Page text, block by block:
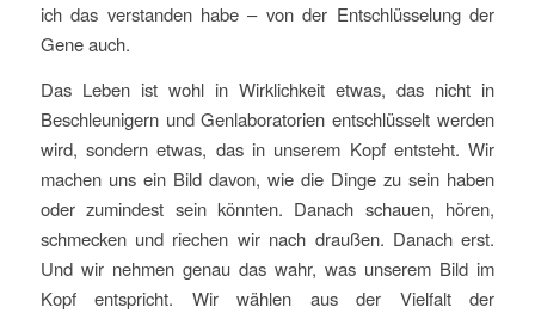
ich das verstanden habe – von der Entschlüsselung der
Gene auch.
Das Leben ist wohl in Wirklichkeit etwas, das nicht in
Beschleunigern und Genlaboratorien entschlüsselt werden
wird, sondern etwas, das in unserem Kopf entsteht. Wir
machen uns ein Bild davon, wie die Dinge zu sein haben
oder zumindest sein könnten. Danach schauen, hören,
schmecken und riechen wir nach draußen. Danach erst.
Und wir nehmen genau das wahr, was unserem Bild im
Kopf entspricht. Wir wählen aus der Vielfalt der